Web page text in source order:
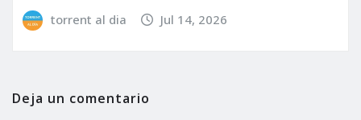
torrent al dia Jul 14, 2026
Deja un comentario